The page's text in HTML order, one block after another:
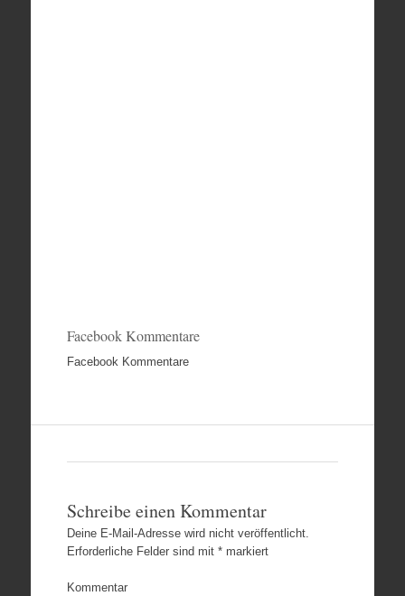
Facebook Kommentare
Facebook Kommentare
Schreibe einen Kommentar
Deine E-Mail-Adresse wird nicht veröffentlicht.
Erforderliche Felder sind mit *markiert
Kommentar